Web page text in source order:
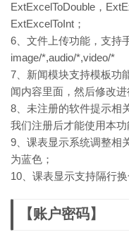
ExtExcelToDouble，
ExtExcelToInt；
6、文件上传功能，支持
image/*,audio/*,video/*
7、新闻模块支持模板功
闻内容里面，然后修改进
8、未注册的软件提示相
我们注册后才能使用本功
9、课表显示系统调整相
为蓝色；
10、课表显示支持隔行换
【账户密码】